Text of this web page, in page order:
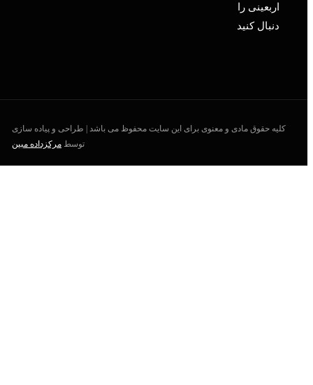
اربعینی را
دنبال کنید
کلیه حقوق مادی و معنوی برای این سایت محفوظ می باشد | طراحی و پیاده سازی
مرکزداده مبین